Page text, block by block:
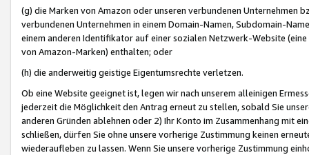
(g) die Marken von Amazon oder unseren verbundenen Unternehmen
verbundenen Unternehmen in einem Domain-Namen, Subdomain-
einem anderen Identifikator auf einer sozialen Netzwerk-Website
von Amazon-Marken) enthalten; oder
(h) die anderweitig geistige Eigentumsrechte verletzen.
Ob eine Website geeignet ist, legen wir nach unserem alleinigen
jederzeit die Möglichkeit den Antrag erneut zu stellen, sobald Sie
anderen Gründen ablehnen oder 2) Ihr Konto im Zusammenhang mit
schließen, dürfen Sie ohne unsere vorherige Zustimmung keinen
wiederaufleben zu lassen. Wenn Sie unsere vorherige Zustimmung